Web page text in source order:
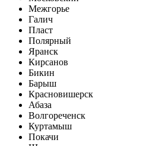
Межгорье
Галич
Пласт
Полярный
Яранск
Кирсанов
Бикин
Барыш
Красновишерск
Абаза
Волгореченск
Куртамыш
Покачи